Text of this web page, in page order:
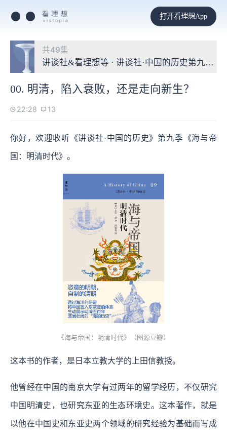
打开看理想App
共49集
讲谈社&看理想等 · 讲谈社·中国的历史第九季：
00. 明清，陷入衰败，还是走向新生？
22:28 13
你好，欢迎收听《讲谈社·中国的历史》第九季《海与帝
国：明清时代》。
《海与帝国：明清时代》（图源豆瓣）
这本书的作者，是日本立教大学的上田信教授。
他曾经在中国的南京大学有过两年的留学经历，不仅研究
中国明清史，也研究东亚的生态环境史。这本著作，就是
以他在中国史和东亚史两个领域的研究经验为基础而写成